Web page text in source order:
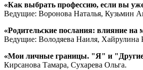
«Как выбрать профессию, если вы
Ведущие: Воронова Наталья, Кузьмин
«Родительские послания: влияние на
Ведущие: Володяева Наиля, Хайрулина
«Мои личные границы. "Я" и
Кирсанова Тамара, Сухарева Ольга.